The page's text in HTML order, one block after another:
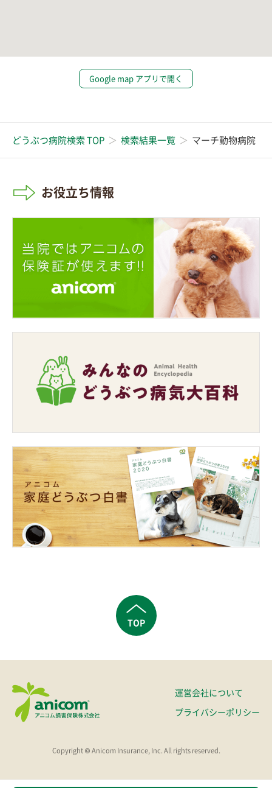
Google map アプリで開く
どうぶつ病院検索 TOP 検索結果一覧 マーチ動物病院
お役立ち情報
TOP
運営会社について
プライバシーポリシー
Copyright © Anicom Insurance, Inc. All rights reserved.